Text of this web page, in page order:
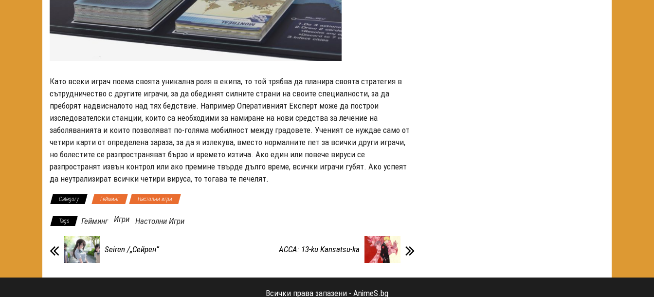
Като всеки играч поема своята уникална роля в екипа, то той трябва да планира своята стратегия в
сътрудничество с другите играчи, за да обединят силните страни на своите специалности, за да
преборят надвисналото над тях бедствие. Например Оперативният Експерт може да построи
изследователски станции, които са необходими за намиране на нови средства за лечение на
заболяванията и които позволяват по-голяма мобилност между градовете. Ученият се нуждае само от
четири карти от определена зараза, за да я излекува, вместо нормалните пет за всички други играчи,
но болестите се разпространяват бързо и времето изтича. Ако един или повече вируси се
разпространят извън контрол или ако премине твърде дълго време, всички играчи губят. Ако успеят
да неутрализират всички четири вируса, то тогава те печелят.
Category Гейминг Настолни игри
Tags Гейминг Игри Настолни Игри
Seiren /„Сейрен“ ACCA: 13-ku Kansatsu-ka
Всички права запазени - AnimeS.bg